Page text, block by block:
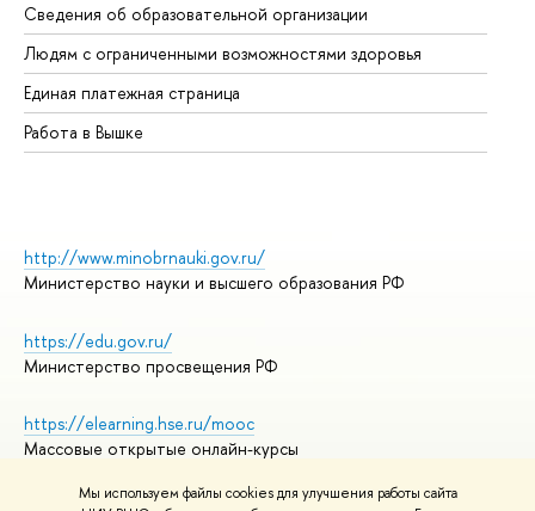
Мы используем файлы cookies для улучшения работы сайта
Сведения об образовательной организации
Людям с ограниченными возможностями здоровья
Единая платежная страница
Работа в Вышке
http://www.minobrnauki.gov.ru/
Министерство науки и высшего образования РФ
https://edu.gov.ru/
Министерство просвещения РФ
https://elearning.hse.ru/mooc
Массовые открытые онлайн-курсы